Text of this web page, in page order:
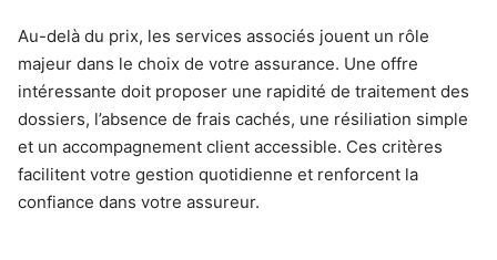
Au-delà du prix, les services associés jouent un rôle
majeur dans le choix de votre assurance. Une offre
intéressante doit proposer une rapidité de traitement des
dossiers, l’absence de frais cachés, une résiliation simple
et un accompagnement client accessible. Ces critères
facilitent votre gestion quotidienne et renforcent la
confiance dans votre assureur.